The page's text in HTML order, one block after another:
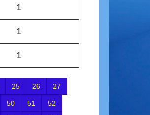
1
1
1
25 26 27
50 51 52